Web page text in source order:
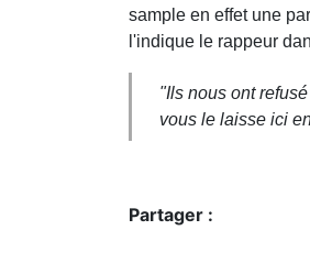
sample en effet une
l'indique le rappeur
"Ils nous ont
vous le laisse ici
Partager :